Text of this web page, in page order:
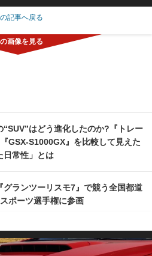
の記事へ戻る
“SUV”はどう進化したのか?『トレー
GSX-S1000GX』を比較して見えた
日常性」とは
グランツーリスモ7』で競う全国都道
ポーツ選手権に参画